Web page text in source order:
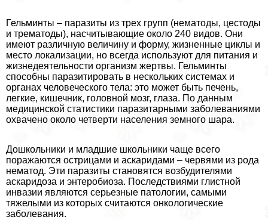
Гельминты – паразиты из трех групп (нематоды, цестоды
и трематоды), насчитывающие около 240 видов. Они
имеют различную величину и форму, жизненные циклы и
место локализации, но всегда используют для питания и
жизнедеятельности организм жертвы. Гельминты
способны паразитировать в нескольких системах и
органах человеческого тела: это может быть печень,
легкие, кишечник, головной мозг, глаза. По данным
медицинской статистики паразитарными заболеваниями
охвачено около четверти населения земного шара.
Дошкольники и младшие школьники чаще всего
поражаются острицами и аскаридами – червями из рода
нематод. Эти паразиты становятся возбудителями
аскаридоза и энтеробиоза. Последствиями глистной
инвазии являются серьезные патологии, самыми
тяжелыми из которых считаются oнкoлoгические
заболевания.